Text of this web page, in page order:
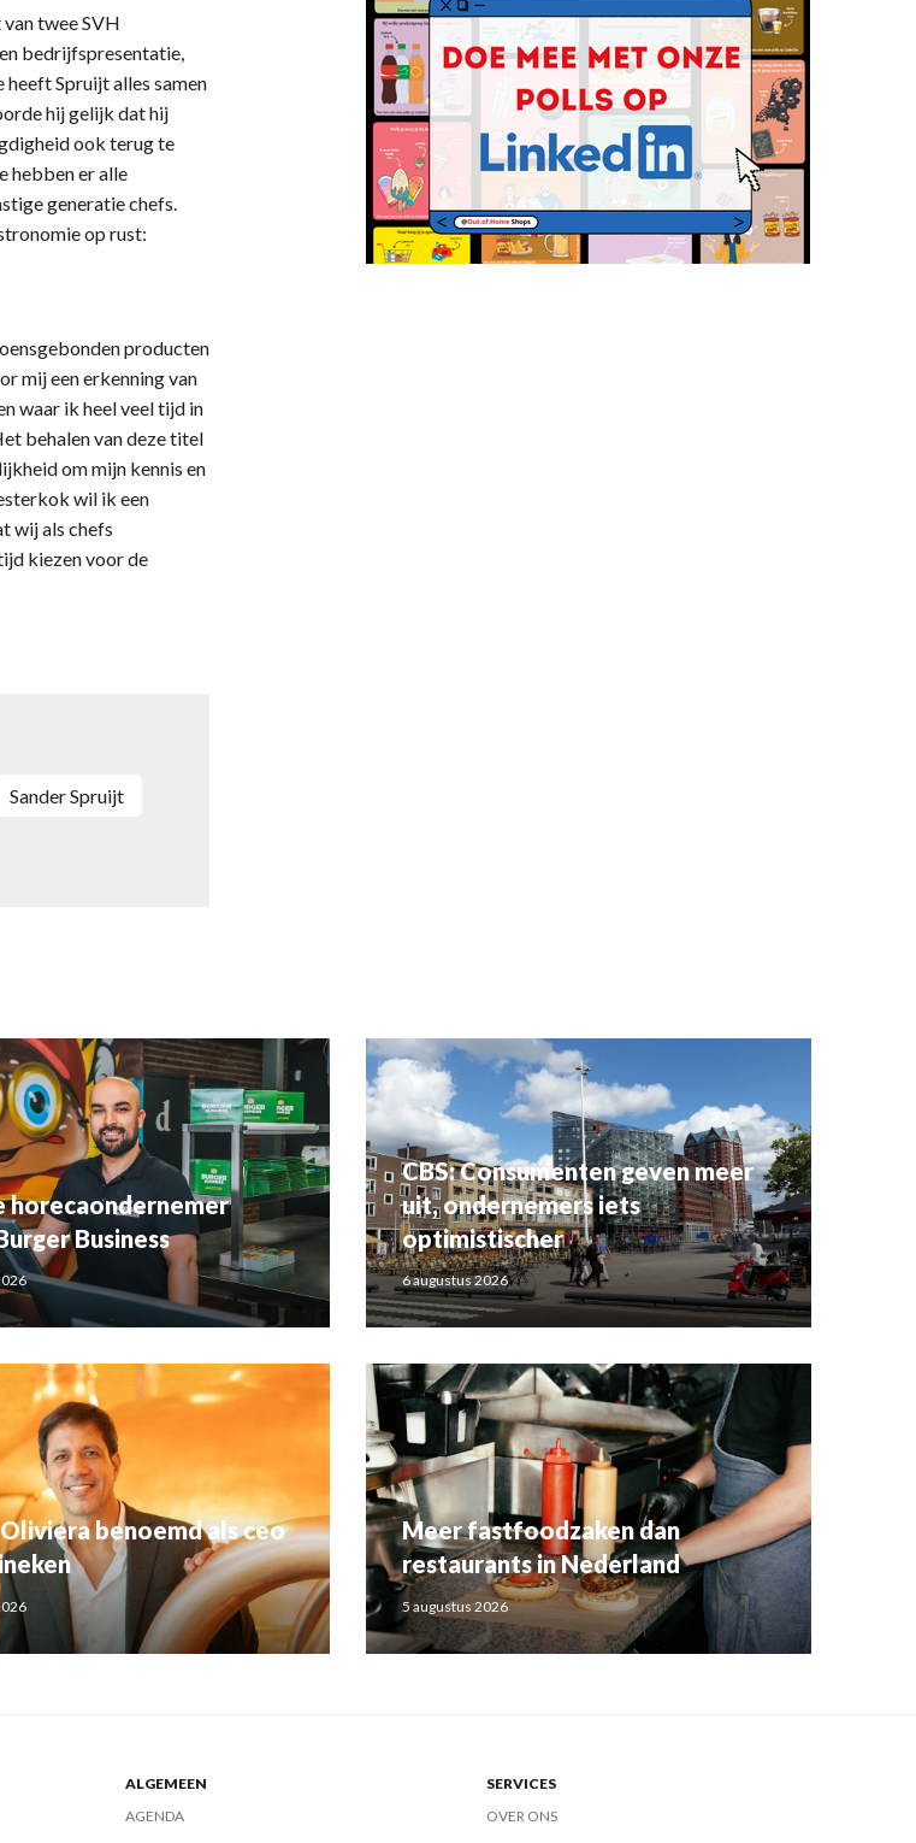
twee SVH
bedrijfspresentatie,
heeft Spruijt alles samen
hij gelijk dat hij
ook terug te
hebben er alle
generatie chefs.
op rust:
producten
mij een erkenning van
waar ik heel veel tijd in
behalen van deze titel
om mijn kennis en
wil ik een
wij als chefs
kiezen voor de
Sander Spruijt
horecaondernemer
Business
CBS: Consumenten geven meer
uit, ondernemers iets
optimistischer
6 augustus 2026
benoemd als ceo
Meer fastfoodzaken dan
restaurants in Nederland
5 augustus 2026
ALGEMEEN
AGENDA
SERVICES
OVER ONS